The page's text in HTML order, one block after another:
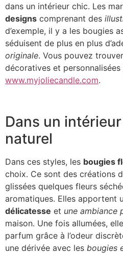
dans un intérieur chic. Les
designs comprenant des
d’exemple, il y a les bougies
séduisent de plus en plus
originale. Vous pouvez
décoratives et personnalisées
www.myjoliecandle.com.
Dans un
naturel
Dans ces styles, les bougies
choix. Ce sont des créations
glissées quelques fleurs
aromatiques. Elles apportent
délicatesse et une ambiance
maison. Une fois allumées,
parfum grâce à l’odeur
une dérivée avec les bougies